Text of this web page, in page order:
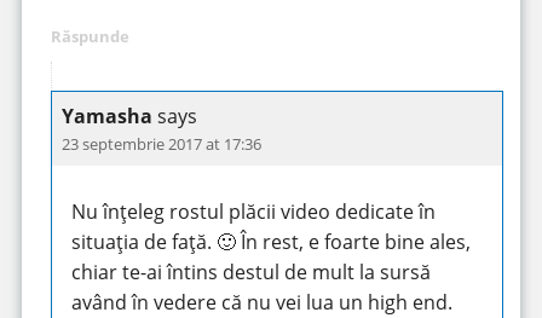
Răspunde
Yamasha says
23 septembrie 2017 at 17:36
Nu înțeleg rostul plăcii video dedicate în
situația de față. 🙂 În rest, e foarte bine ales,
chiar te-ai întins destul de mult la sursă
având în vedere că nu vei lua un high end.